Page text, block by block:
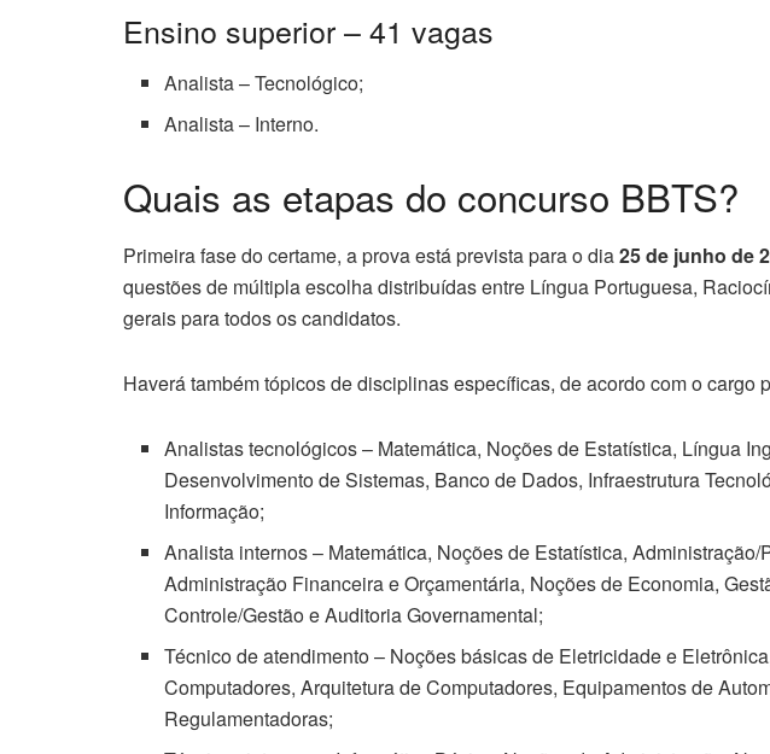
Ensino superior – 41 vagas
Analista – Tecnológico;
Analista – Interno.
Quais as etapas do concurso BBTS?
Primeira fase do certame, a prova está prevista para o dia25 de junho de
questões de múltipla escolha distribuídas entre Língua Portuguesa,
gerais para todos os candidatos.
Haverá também tópicos de disciplinas específicas, de acordo com o cargo
Analistas tecnológicos – Matemática, Noções de Estatística, Língua
Desenvolvimento de Sistemas, Banco de Dados, Infraestrutura
Informação;
Analista internos – Matemática, Noções de Estatística,
Administração Financeira e Orçamentária, Noções de Economia,
Controle/Gestão e Auditoria Governamental;
Técnico de atendimento – Noções básicas de Eletricidade e
Computadores, Arquitetura de Computadores, Equipamentos de
Regulamentadoras;